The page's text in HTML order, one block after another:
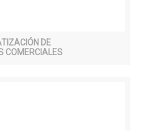
DE
COMERCIALES